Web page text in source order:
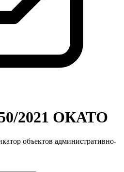
2021 ОКАТО
объектов административно-